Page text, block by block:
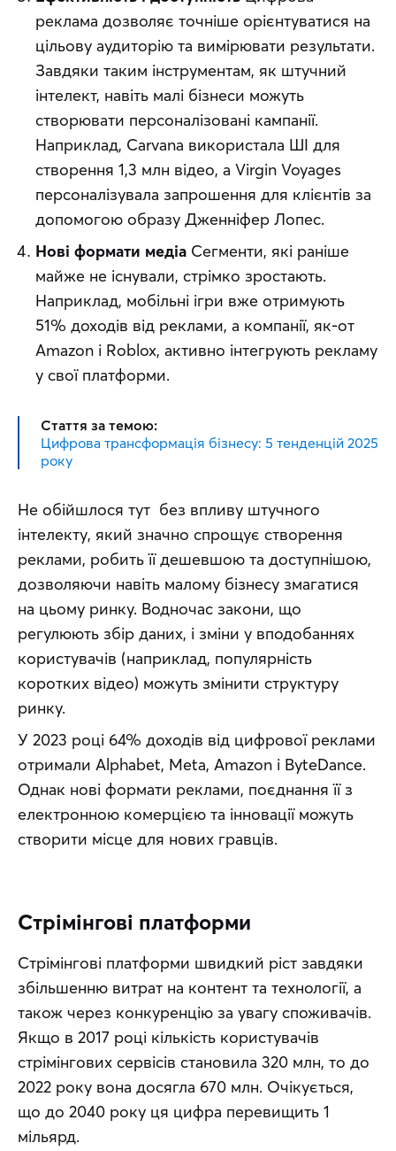
реклама дозволяє точніше орієнтуватися на
цільову аудиторію та вимірювати результати.
Завдяки таким інструментам, як штучний
інтелект, навіть малі бізнеси можуть
створювати персоналізовані кампанії.
Наприклад, Carvana використала ШІ для
створення 1,3 млн відео, а Virgin Voyages
персоналізувала запрошення для клієнтів за
допомогою образу Дженніфер Лопес.
Нові формати медіа Сегменти, які раніше
майже не існували, стрімко зростають.
Наприклад, мобільні ігри вже отримують
51% доходів від реклами, а компанії, як-от
Amazon і Roblox, активно інтегрують рекламу
у свої платформи.
Стаття за темою:
Цифрова трансформація бізнесу: 5 тенденцій 2025
року
Не обійшлося тут  без впливу штучного
інтелекту, який значно спрощує створення
реклами, робить її дешевшою та доступнішою,
дозволяючи навіть малому бізнесу змагатися
на цьому ринку. Водночас закони, що
регулюють збір даних, і зміни у вподобаннях
користувачів (наприклад, популярність
коротких відео) можуть змінити структуру
ринку.
У 2023 році 64% доходів від цифрової реклами
отримали Alphabet, Meta, Amazon і ByteDance.
Однак нові формати реклами, поєднання її з
електронною комерцією та інновації можуть
створити місце для нових гравців.
Стрімінгові платформи
Стрімінгові платформи швидкий ріст завдяки
збільшенню витрат на контент та технології, а
також через конкуренцію за увагу споживачів.
Якщо в 2017 році кількість користувачів
стрімінгових сервісів становила 320 млн, то до
2022 року вона досягла 670 млн. Очікується,
що до 2040 року ця цифра перевищить 1
мільярд.